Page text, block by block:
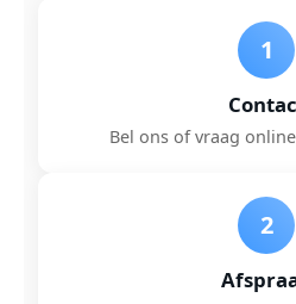
1
Bel ons of vraag
2